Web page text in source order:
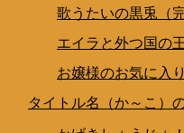
歌うたいの黒兎（完
エイラと外つ国の
お嬢様のお気に入
タイトル名（か～こ）